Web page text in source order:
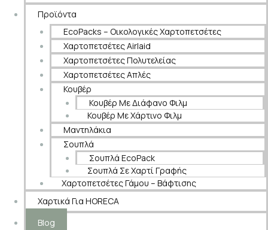
Προϊόντα
EcoPacks – Οικολογικές Χαρτοπετσέτες
Χαρτοπετσέτες Airlaid
Χαρτοπετσέτες Πολυτελείας
Χαρτοπετσέτες Απλές
Κουβέρ
Κουβέρ Με Διάφανο Φιλμ
Κουβέρ Με Χάρτινο Φιλμ
Μαντηλάκια
Σουπλά
Σουπλά EcoPack
Σουπλά Σε Χαρτί Γραφής
Χαρτοπετσέτες Γάμου – Βάφτισης
Χαρτικά Για HORECA
Blog